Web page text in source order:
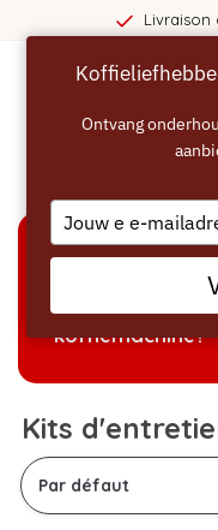
gratuite à partir de 40
Welke
koffiemachine?
Kits
Ontvang
Type
your
email